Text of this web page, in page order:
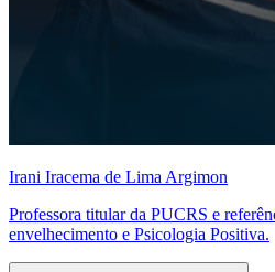
Irani Iracema de Lima Argimon
Professora titular da PUCRS e
envelhecimento e Psicologia Positiva.